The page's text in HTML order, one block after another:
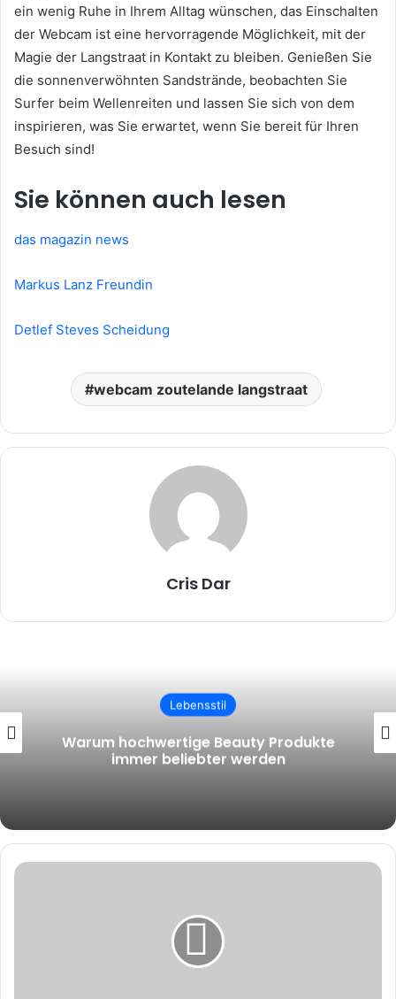
ein wenig Ruhe in Ihrem Alltag wünschen, das Einschalten
der Webcam ist eine hervorragende Möglichkeit, mit der
Magie der Langstraat in Kontakt zu bleiben. Genießen Sie
die sonnenverwöhnten Sandstrände, beobachten Sie
Surfer beim Wellenreiten und lassen Sie sich von dem
inspirieren, was Sie erwartet, wenn Sie bereit für Ihren
Besuch sind!
Sie können auch lesen
das magazin news
Markus Lanz Freundin
Detlef Steves Scheidung
webcam zoutelande langstraat
Cris Dar
Lebensstil
E-Liquids kaufen: Worauf Einsteiger beim
Dampfen wirklich achten sollten
Was